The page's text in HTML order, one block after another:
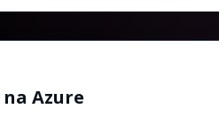
Azure